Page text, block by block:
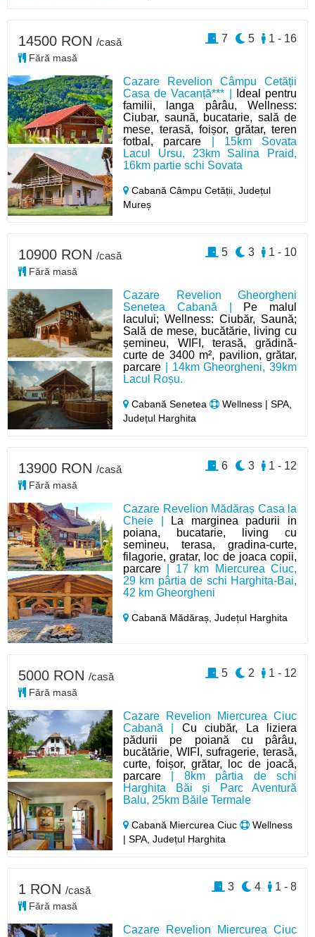
Cazare Revelion Câmpu Cetății
Casa de Vacanță*** |
Ideal pentru
familii, langa pârâu, Wellness:
Ciubar, saună, bucatarie, sală de
mese, terasă, foișor, grătar, teren
fotbal, parcare | 15km Sovata
Lacul Ursu, 23km Salina Praid,
16km partie schi Sovata
Cabană Câmpu Cetății,Județul
Mureș
14500 RON /casă
Fără masă
1 - 16
5
7
Cazare Revelion Gheorgheni
Senetea Cabană |
Pe malul
lacului; Wellness: Ciubăr, Saună;
Sală de mese, bucătărie, living cu
șemineu, WIFI, terasă, grădină-
curte de 3400 m², pavilion, grătar,
parcare | 14km Gheorgheni, 39km
Lacul Roșu.
Cabană Senetea
Wellness | SPA,
Județul Harghita
10900 RON /casă
Fără masă
1 - 10
3
5
Cazare Revelion Mădăraș Casa la
Cheie |
La marginea padurii in
poiana, bucatarie, living cu
semineu, terasa, gradina-curte,
filagorie, gratar, loc de joaca copii,
parcare | 17 km Miercurea Ciuc,
29 km pârtia de schi Harghita-Bai,
42 km Gheorgheni
Cabană Mădăraș,Județul Harghita
13900 RON /casă
Fără masă
1 - 12
3
6
Cazare Revelion Miercurea Ciuc
Cabană | Cu ciubăr, La liziera
pădurii pe poiană cu pârâu,
bucătărie, WIFI, sufragerie, terasă,
curte, foișor, grătar, loc de joacă,
parcare | 8km pârtia de schi
Harghita Băi și Parc Aventură
Balu, 25km Băile Termale
Cabană Miercurea Ciuc
Wellness
| SPA, Județul Harghita
5000 RON /casă
Fără masă
1 - 12
2
5
Cazare Revelion Miercurea Ciuc
1 RON /casă
Fără masă
1 - 8
4
3